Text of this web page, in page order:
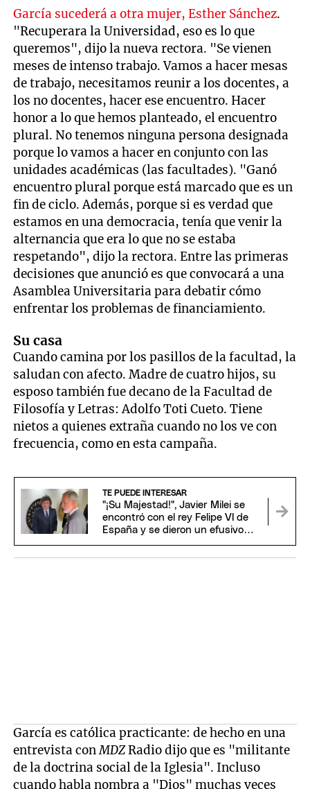
García sucederá a otra mujer, Esther Sánchez.
"Recuperara la Universidad, eso es lo que
queremos", dijo la nueva rectora. "Se vienen
meses de intenso trabajo. Vamos a hacer mesas
de trabajo, necesitamos reunir a los docentes, a
los no docentes, hacer ese encuentro. Hacer
honor a lo que hemos planteado, el encuentro
plural. No tenemos ninguna persona designada
porque lo vamos a hacer en conjunto con las
unidades académicas (las facultades). "Ganó
encuentro plural porque está marcado que es un
fin de ciclo. Además, porque si es verdad que
estamos en una democracia, tenía que venir la
alternancia que era lo que no se estaba
respetando", dijo la rectora. Entre las primeras
decisiones que anunció es que convocará a una
Asamblea Universitaria para debatir cómo
enfrentar los problemas de financiamiento.
Su casa
Cuando camina por los pasillos de la facultad, la
saludan con afecto. Madre de cuatro hijos, su
esposo también fue decano de la Facultad de
Filosofía y Letras: Adolfo Toti Cueto. Tiene
nietos a quienes extraña cuando no los ve con
frecuencia, como en esta campaña.
TE PUEDE INTERESAR
"¡Su Majestad!", Javier Milei se
encontró con el rey Felipe VI de
España y se dieron un efusivo
García es católica practicante: de hecho en una
entrevista conMDZRadio dijo que es "militante
de la doctrina social de la Iglesia". Incluso
cuando habla nombra a "Dios" muchas veces